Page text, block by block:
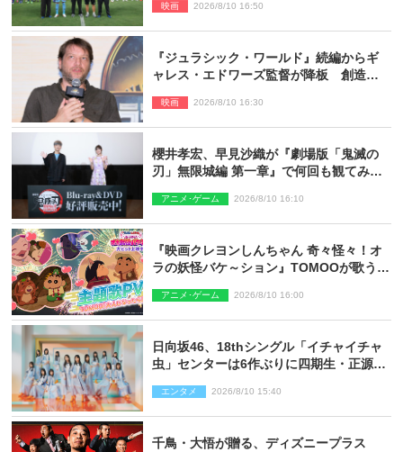
映画 2026/8/10 16:50
『ジュラシック・ワールド』続編からギ
ャレス・エドワーズ監督が降板 創造性
映画 2026/8/10 16:30
櫻井孝宏、早見沙織が『劇場版「鬼滅の
刃」無限城編 第一章』で何回も観てみた
アニメ･ゲーム 2026/8/10 16:10
『映画クレヨンしんちゃん 奇々怪々！オ
ラの妖怪バケ～ション』TOMOOが歌う主
アニメ･ゲーム 2026/8/10 16:00
日向坂46、18thシングル「イチャイチャ
虫」センターは6作ぶりに四期生・正源司
エンタメ 2026/8/10 15:40
千鳥・大悟が贈る、ディズニープラス